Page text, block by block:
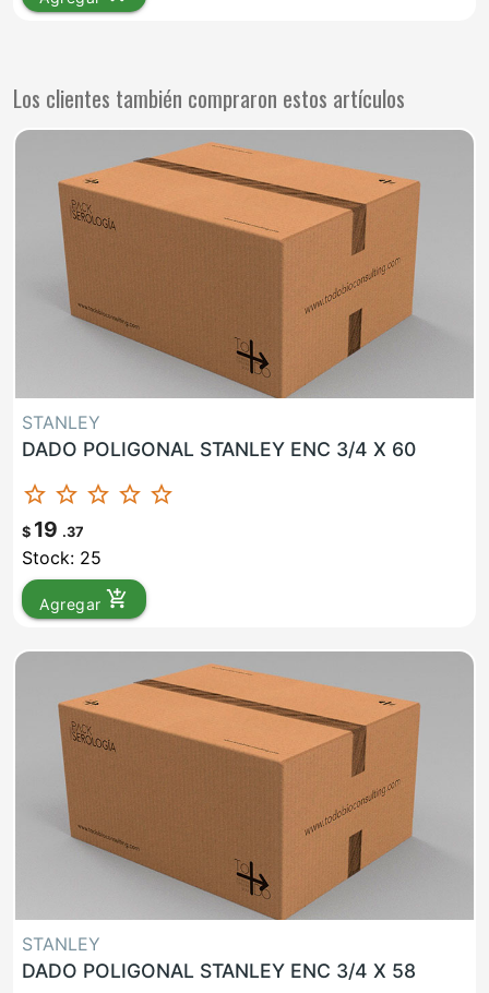
Los clientes también compraron estos artículos
STANLEY
DADO POLIGONAL STANLEY ENC 3/4 X 60
star_border star_border star_border star_border star_border
$ 19 .37
Stock: 25
Agregar add_shopping_cart
STANLEY
DADO POLIGONAL STANLEY ENC 3/4 X 58